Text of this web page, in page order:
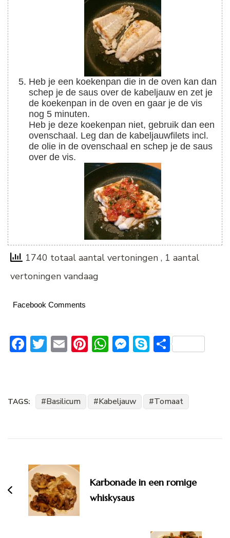
Heb je een koekenpan die in de oven kan dan
schep je de saus over de kabeljauw en zet je
de koekenpan in de oven en gaar je de vis
nog 5 minuten.
Heb je deze koekenpan niet, gebruik dan een
ovenschaal. Leg dan de kabeljauwfilets incl.
de olie in de ovenschaal en schep je de saus
over de vis.
1740 totaal aantal vertoningen , 1 aantal
vertoningen vandaag
Facebook Comments
Facebook
Twitter
EmailPinterest
WhatsApp
Messenger
Skype
Delen
TAGS: Basilicum Kabeljauw Tomaat
navigatie
Karbonade in een romige
whiskysaus